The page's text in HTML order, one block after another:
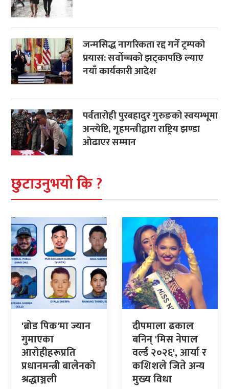
जन्मसिद्ध नागरिकता रद्द गर्ने ट्रम्पको
प्रयास: सर्वोच्चको झट्कापछि ल्याए
नयाँ कार्यकारी आदेश
पर्वतारोही पुरबहादुर गुरुङको स्वयम्भूमा
अन्त्येष्टि, गृहमन्त्रीद्वारा राष्ट्रिय झण्डा
ओढाएर सम्मान
छुटाउनुभयो कि ?
'ब्रोड पिक'मा ज्यान
गुमाएका
आरोहीहरूप्रति
प्रधानमन्त्री बालेनको
श्रद्धाञ्जली
दीपमाला ढकाल
बनिन् 'मिस नेपाल
वर्ल्ड २०२६', आर्या र
कशिशले जिते अन्य
मुख्य विधा